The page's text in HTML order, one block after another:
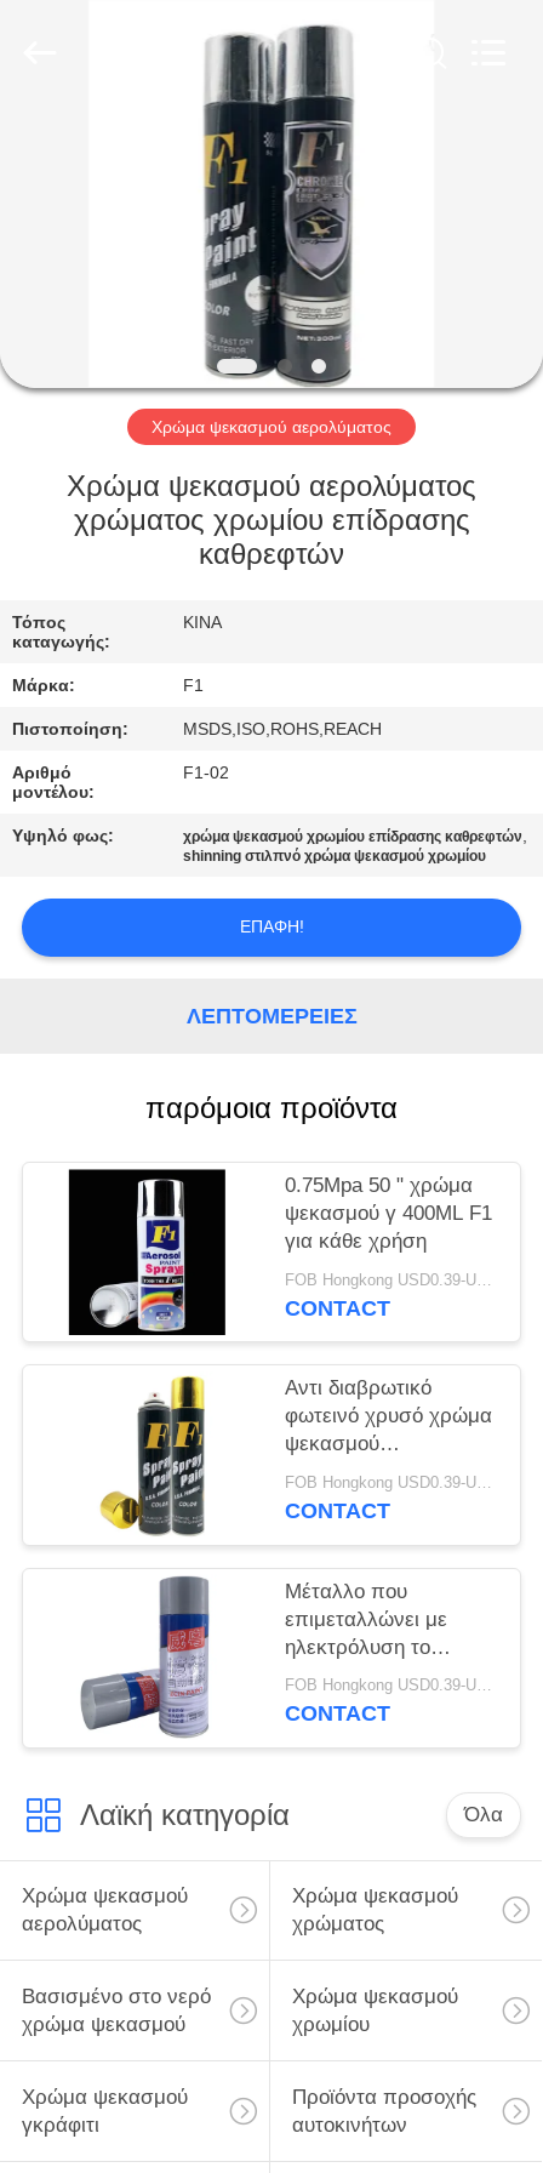
ΓΎΡΟΣ
ΕΡΓΟΣΤΑΣΊΩΝ
ΠΟΙΟΤΙΚΌΣ
ΜΑΣ
ΕΛΆΤΕ
ΕΠΑΦΉ
ΜΕ
ΈΝΑ
ΑΠΌΣΠΑΣΜΑ
PRIVACY
Χρώμα ψεκασμού αερολύματος
Χρώμα ψεκασμού αερολύματος
χρώματος χρωμίου επίδρασης
καθρεφτών
Τόπος
καταγωγής:
ΚΙΝΑ
Μάρκα: F1
Πιστοποίηση: MSDS,ISO,ROHS,REACH
Αριθμό
μοντέλου:
F1-02
Υψηλό φως: χρώμα ψεκασμού χρωμίου επίδρασης καθρεφτών,
shinning στιλπνό χρώμα ψεκασμού χρωμίου
ΕΠΑΦΉ!
ΛΕΠΤΟΜΈΡΕΙΕΣ
παρόμοια προϊόντα
0.75Mpa 50 " χρώμα
ψεκασμού γ 400ML F1
για κάθε χρήση
FOB Hongkong USD0.39-USD0.59 per piece MOQ:12000pcs/500ctns
CONTACT
Αντι διαβρωτικό
φωτεινό χρυσό χρώμα
ψεκασμού
αερολύματος
FOB Hongkong USD0.39-USD0.59 per piece MOQ:12000pcs/500ctns
CONTACT
Μέταλλο που
επιμεταλλώνει με
ηλεκτρόλυση το
γαλβανισμένο χρώμα
ψεκασμού
FOB Hongkong USD0.39-USD0.59 per piece MOQ:12000pcs/500ctns
CONTACT
Λαϊκή κατηγορία Όλα
Χρώμα ψεκασμού
αερολύματος
Χρώμα ψεκασμού
χρώματος
Βασισμένο στο νερό
χρώμα ψεκασμού
Χρώμα ψεκασμού
χρωμίου
Χρώμα ψεκασμού
γκράφιτι
Προϊόντα προσοχής
αυτοκινήτων